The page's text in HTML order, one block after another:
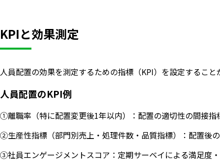
KPIと効果測定
人員配置の効果を測定するための指標（KPI）を設定すること
人員配置のKPI例
①離職率（特に配置変更後1年以内）：配置の適切性の間接指
②生産性指標（部門別売上・処理件数・品質指標）：配置後
③社員エンゲージメントスコア：定期サーベイによる満足度